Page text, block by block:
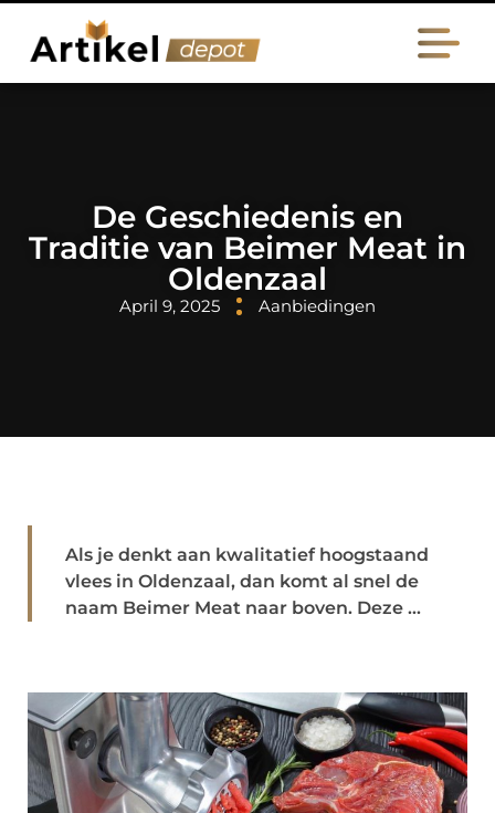
De Geschiedenis en
Traditie van Beimer Meat in
Oldenzaal
April 9, 2025 Aanbiedingen
Als je denkt aan kwalitatief hoogstaand
vlees in Oldenzaal, dan komt al snel de
naam Beimer Meat naar boven. Deze ...